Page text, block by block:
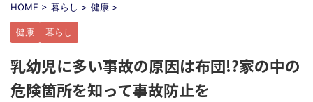
HOME > 暮らし > 健康 >
健康 暮らし
乳幼児に多い事故の原因は布団!?家の中の
危険箇所を知って事故防止を